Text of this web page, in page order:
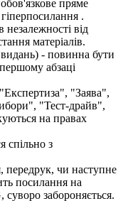
пряме
.
від
матеріалів.
- повинна бути
абзаці
"Заява",
"Тест-драйв",
на правах
спільно з
передрук, чи наступне
посилання на
забороняється.